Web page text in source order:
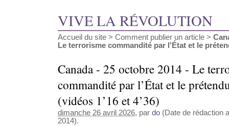
VIVE LA RÉVOLUTION
Accueil du site > Comment publier un article >
Le terrorisme commandité par l’État et le
Canada - 25 octobre 2014 - Le
commandité par l’État et le
(vidéos 1’16 et 4’36)
dimanche 26 avril 2026, par do (Date de rédaction
2014).